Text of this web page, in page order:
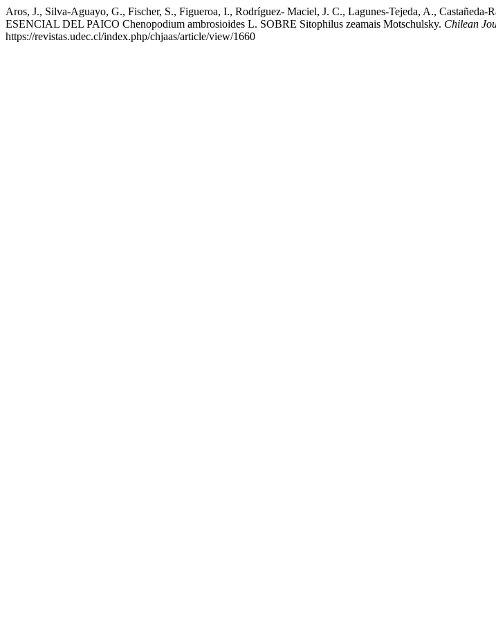
Aros, J., Silva-Aguayo, G., Fischer, S., Figueroa, I., Rodríguez- Maciel, J. C., Lagunes-Tejeda, A.,
ESENCIAL DEL PAICO Chenopodium ambrosioides L. SOBRE Sitophilus zeamais Motschulsky. Chilean
https://revistas.udec.cl/index.php/chjaas/article/view/1660